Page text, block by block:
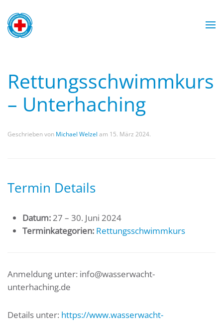
Zum Hauptinhalt springen
Rettungsschwimmkurs
– Unterhaching
Geschrieben von Michael Welzel am 15. März 2024.
Termin Details
Datum:27 – 30. Juni 2024
Terminkategorien: Rettungsschwimmkurs
Anmeldung unter: info@wasserwacht-
unterhaching.de
Details unter: https://www.wasserwacht-